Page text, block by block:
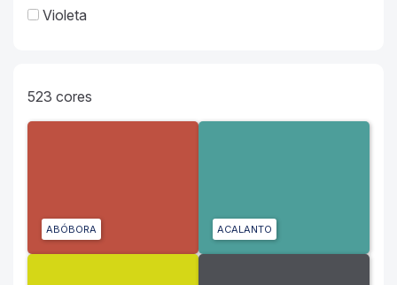
Violeta
523 cores
ABÓBORA ACALANTO